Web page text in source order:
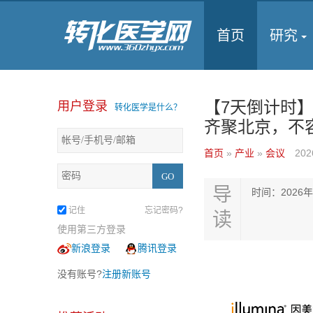
首页 研究
用户登录 转化医学是什么？
记住 忘记密码?
使用第三方登录
新浪登录
腾讯登录
没有账号?注册新账号
【7天倒计时
齐聚北京，不
首页 » 产业 » 会议
导
读
时间：2026